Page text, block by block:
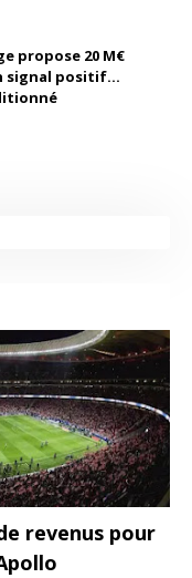
propose 20 M€
signal positif…
revenus pour